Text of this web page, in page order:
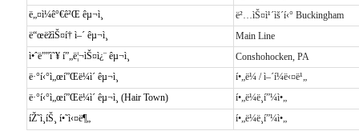
ë„¤ì¼ê°€ê²Œ êµ¬ì¸
ë²…ìŠ¤ì¹´ìš´í‹° Buckingham
ë“œëžìŠ¤í† ì–´ êµ¬ì¸
Main Line
ì•ˆë””ì˜¥ í”„ë¦¬ìŠ¤ì¿¨ êµ¬ì¸
Conshohocken, PA
ë·°í‹°ì„œí”Œë¼ì´ êµ¬ì¸
í•„ë¼ / ì–´í¼ë‹¤ë¹„
ë·°í‹°ì„œí”Œë¼ì´ êµ¬ì¸ (Hair Town)
í•„ë¼ë¸í”¼ì•„
íŽ˜ì¸íŠ¸ í•˜ì‹¤ë¶„
í•„ë¼ë¸í”¼ì•„